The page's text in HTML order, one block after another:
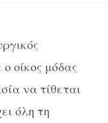
οίκος μόδας
να τίθεται
όλη τη